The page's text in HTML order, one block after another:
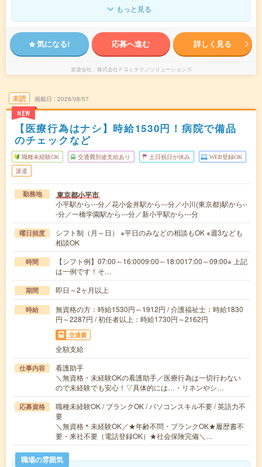
もっと見る
気になる! 応募へ進む 詳しく見る
派遣会社 株式会社ＦＧＬテクノソリューションズ
未読
NEW
掲載日 2026/08/07
【医療行為はナシ】時給1530円！病院で備品
のチェックなど
職種未経験OK 交通費別途支給あり 土日祝日が休み WEB登録OK
派遣
勤務地 東京都小平市
小平駅から---分／花小金井駅から---分／小川(東京都)駅から--
-分／一橋学園駅から---分／新小平駅から---分
曜日頻度
シフト制（月～日） ※平日のみなどの相談もOK ※週3なども
相談OK
時間
【シフト例】07:00～16:0009:00～18:0017:00～09:00※ 上記
は一例です！そ…
期間 即日～2ヶ月以上
時給
無資格の方：時給1530円～1912円 / 介護福祉士：時給1830
円～2287円 / 初任者以上：時給1730円～2162円
交通費
全額支給
仕事内容
看護助手
＼無資格・未経験OKの看護助手／医療行為は一切行わない
ので未経験でも安心！▽具体的には…・リネンやシ…
応募資格
職種未経験OK / ブランクOK / パソコンスキル不要 / 英語力不
要
＼無資格＊未経験OK／★年齢不問・ブランクOK★履歴書不
要・来社不要（電話登録OK）★社会保険完備＼…
職場の雰囲気